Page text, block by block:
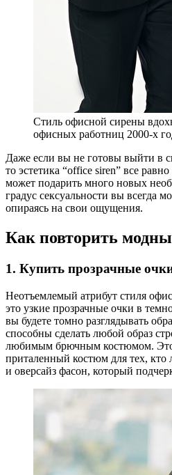
Стиль офисной сирены
офисных работниц 2000-х
Даже если вы не готовы выйти в
то эстетика “office siren” все
может подарить много новых
градус сексуальности вы всегда
опираясь на свои ощущения.
Как повторить
1. Купить прозрачные
Неотъемлемый атрибут стиля
это узкие прозрачные очки в
вы будете томно разглядывать
способны сделать любой образ
любимым брючным костюмом.
приталенный костюм для тех, кто
и оверсайз фасон, который